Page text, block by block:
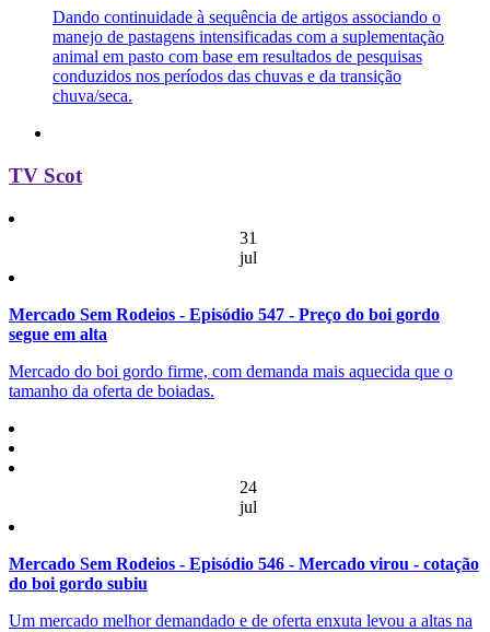
Dando continuidade à sequência de artigos associando o
manejo de pastagens intensificadas com a suplementação
animal em pasto com base em resultados de pesquisas
conduzidos nos períodos das chuvas e da transição
chuva/seca.
TV Scot
31
jul
Mercado Sem Rodeios - Episódio 547 - Preço do boi gordo
segue em alta
Mercado do boi gordo firme, com demanda mais aquecida que o
tamanho da oferta de boiadas.
24
jul
Mercado Sem Rodeios - Episódio 546 - Mercado virou - cotação
do boi gordo subiu
Um mercado melhor demandado e de oferta enxuta levou a altas na